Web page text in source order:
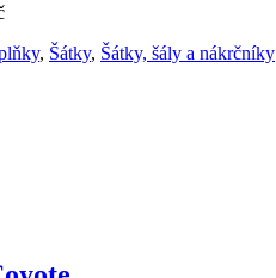
, Šátky, Šátky, šály a nákrčníky